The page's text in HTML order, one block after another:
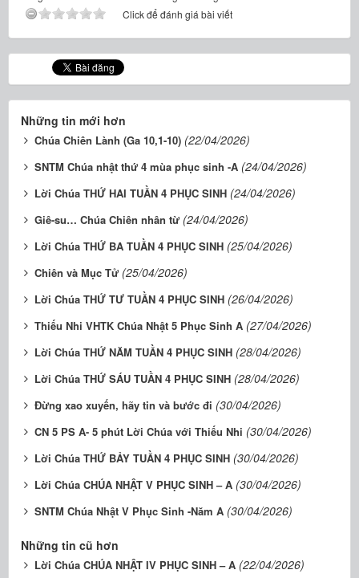
Click để đánh giá bài viết
Những tin mới hơn
Chúa Chiên Lành (Ga 10,1-10) (22/04/2026)
SNTM Chúa nhật thứ 4 mùa phục sinh -A (24/04/2026)
Lời Chúa THỨ HAI TUẦN 4 PHỤC SINH (24/04/2026)
Giê-su… Chúa Chiên nhân từ (24/04/2026)
Lời Chúa THỨ BA TUẦN 4 PHỤC SINH (25/04/2026)
Chiên và Mục Tử (25/04/2026)
Lời Chúa THỨ TƯ TUẦN 4 PHỤC SINH (26/04/2026)
Thiếu Nhi VHTK Chúa Nhật 5 Phục Sinh A (27/04/2026)
Lời Chúa THỨ NĂM TUẦN 4 PHỤC SINH (28/04/2026)
Lời Chúa THỨ SÁU TUẦN 4 PHỤC SINH (28/04/2026)
Đừng xao xuyến, hãy tin và bước đi (30/04/2026)
CN 5 PS A- 5 phút Lời Chúa với Thiếu Nhi (30/04/2026)
Lời Chúa THỨ BẢY TUẦN 4 PHỤC SINH (30/04/2026)
Lời Chúa CHÚA NHẬT V PHỤC SINH – A (30/04/2026)
SNTM Chúa Nhật V Phục Sinh -Năm A (30/04/2026)
Những tin cũ hơn
Lời Chúa CHÚA NHẬT IV PHỤC SINH – A (22/04/2026)